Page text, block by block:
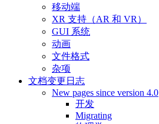
移动端
XR 支持（AR 和 VR）
GUI 系统
动画
文件格式
杂项
文档变更日志
New pages since version 4.0
开发
Migrating